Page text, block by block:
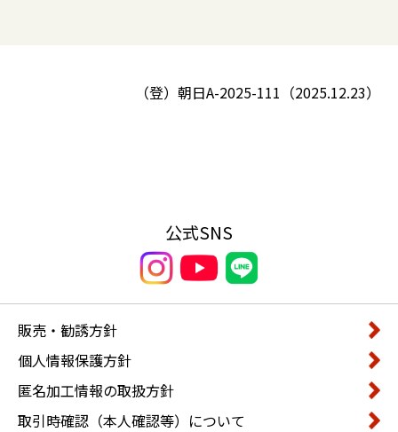
（登）朝日A-2025-111 （2025.12.23）
公式SNS
販売・勧誘方針
個人情報保護方針
匿名加工情報の取扱方針
取引時確認（本人確認等）について